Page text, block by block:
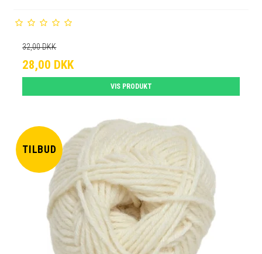
32,00 DKK
28,00 DKK
VIS PRODUKT
TILBUD